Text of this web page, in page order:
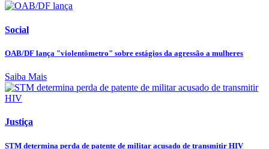
Social
OAB/DF lança "violentômetro" sobre estágios da agressão a mulheres
Saiba Mais
Justiça
STM determina perda de patente de militar acusado de transmitir HIV